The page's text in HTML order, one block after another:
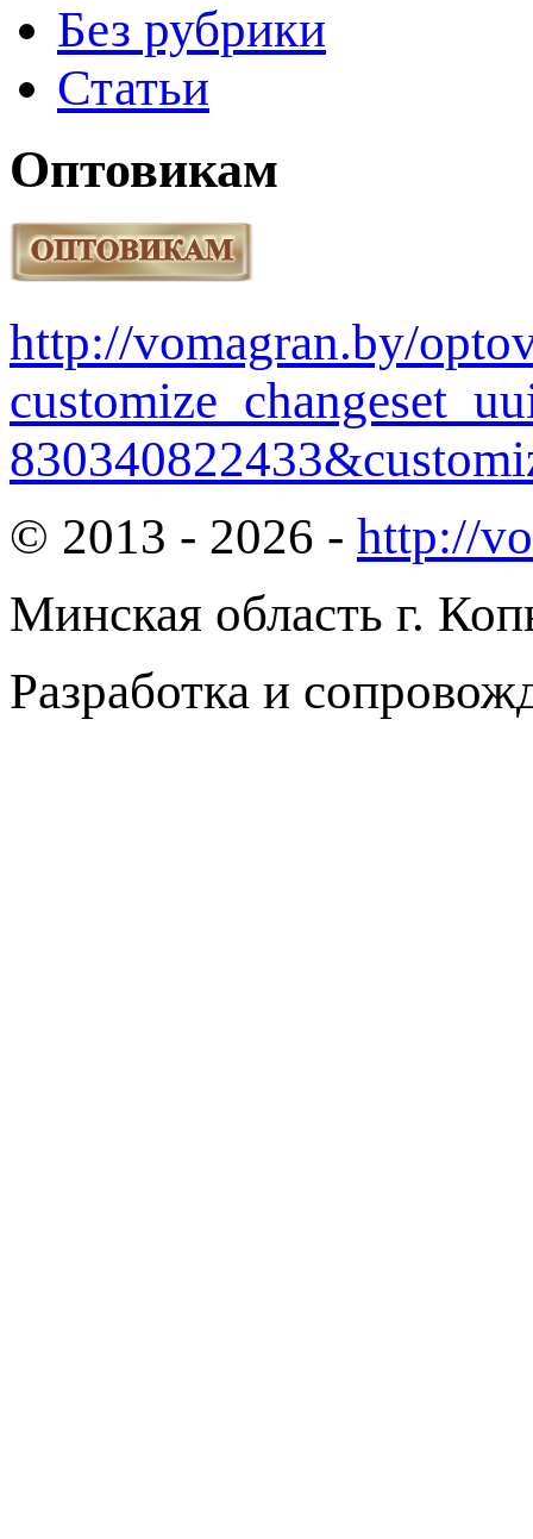
Без рубрики
Статьи
Оптовикам
http://vomagran.by/
© 2013 - 2026 - http://
Минская область г.
Разработка и